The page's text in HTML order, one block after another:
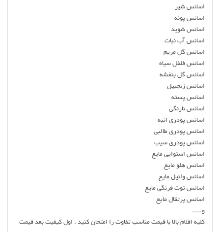
اسانس شیر
اسانس پونه
اسانس شوید
اسانس آب نبات
اسانس گل مریم
اسانس فلفل سیاه
اسانس گل بنفشه
اسانس زنجبیل
اسانس پسته
اسانس نارنگی
اسانس پودری انبه
اسانس پودری طالبی
اسانس پودری سیب
اسانس استوایی مایع
اسانس هلو مایع
اسانس وانیل مایع
اسانس توت فرنگی مایع
اسانس پرتقال مایع
و.....
کلیه اقلام بالا با قیمت مناسب تفاوت را امتحان کنید . اول کیفیت بعد قیمت